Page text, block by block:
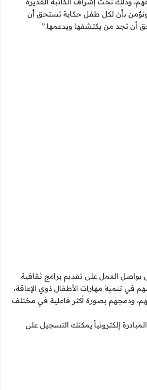
بأن لكل طفل حكاية تستحق أن
أن تجد من يكتشفها ويدعمها.”
العمل على تقديم برامج ثقافية
في تنمية مهارات الأطفال ذوي الإعاقة،
ودمجهم بصورة أكثر فاعلية في مختلف
إلكترونياً يمكنك التسجيل على